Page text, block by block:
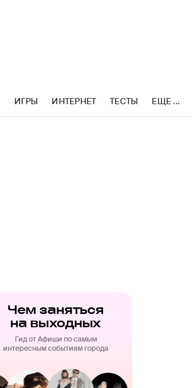
ИГРЫ ИНТЕРНЕТ
ТЕСТЫ
ЕЩЕ ...
Чем заняться
на выходных
Гид от Афиши по самым
интересным событиям города